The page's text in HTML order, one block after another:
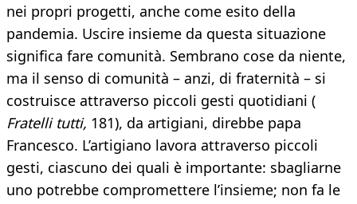
nei propri progetti, anche come esito della
pandemia. Uscire insieme da questa situazione
significa fare comunità. Sembrano cose da niente,
ma il senso di comunità – anzi, di fraternità – si
costruisce attraverso piccoli gesti quotidiani (
Fratelli tutti, 181), da artigiani, direbbe papa
Francesco. L’artigiano lavora attraverso piccoli
gesti, ciascuno dei quali è importante: sbagliarne
uno potrebbe compromettere l’insieme; non fa le